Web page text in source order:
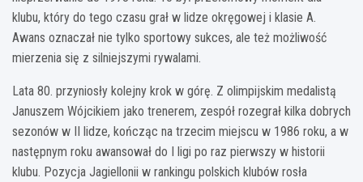
klubu, który do tego czasu grał w lidze okręgowej i klasie A.
Awans oznaczał nie tylko sportowy sukces, ale też możliwość
mierzenia się z silniejszymi rywalami.
Lata 80. przyniosły kolejny krok w górę. Z olimpijskim medalistą
Januszem Wójcikiem jako trenerem, zespół rozegrał kilka dobrych
sezonów w II lidze, kończąc na trzecim miejscu w 1986 roku, a w
następnym roku awansował do I ligi po raz pierwszy w historii
klubu. Pozycja Jagiellonii w rankingu polskich klubów rosła